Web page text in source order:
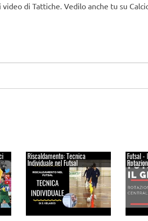
di Tattiche. Vedilo anche tu su
Riscaldamento: Tecnica
Individuale nel Futsal
Futsal -